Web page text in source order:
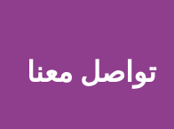
تواصل معنا